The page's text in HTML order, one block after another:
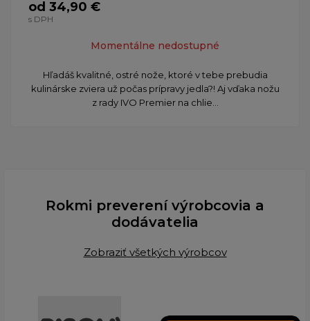
od 34,90 €
s DPH
Momentálne nedostupné
Hľadáš kvalitné, ostré nože, ktoré v tebe prebudia
kulinárske zviera už počas prípravy jedla?! Aj vďaka nožu
z rady IVO Premier na chlie...
Rokmi preverení výrobcovia a
dodávatelia
Zobraziť všetkých výrobcov